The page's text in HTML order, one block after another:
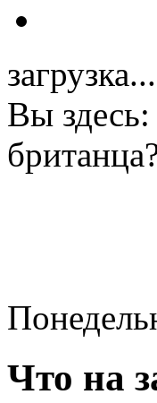
загрузка...
Вы здесь:
Что на